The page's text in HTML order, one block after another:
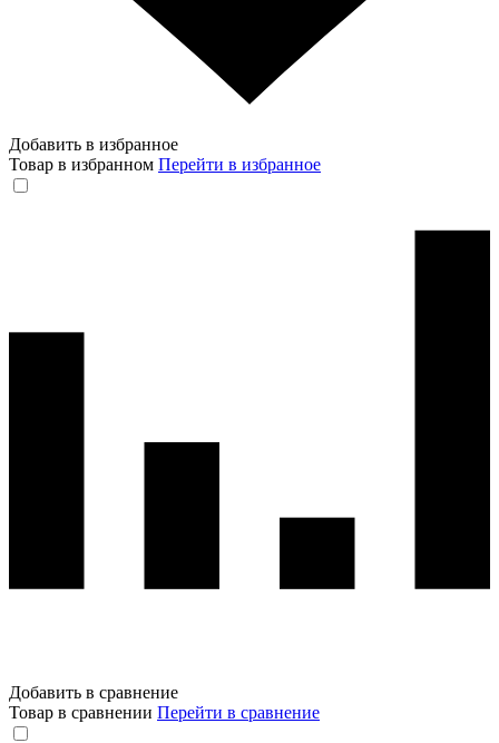
Добавить в избранное
Товар в избранном Перейти в избранное
Добавить в сравнение
Товар в сравнении Перейти в сравнение